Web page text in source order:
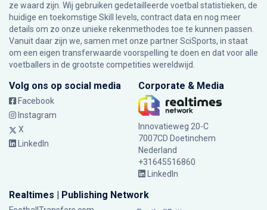
ze waard zijn. Wij gebruiken gedetailleerde voetbal statistieken, de
huidige en toekomstige Skill levels, contract data en nog meer
details om zo onze unieke rekenmethodes toe te kunnen passen.
Vanuit daar zijn we, samen met onze partner SciSports, in staat
om een eigen transferwaarde voorspelling te doen en dat voor alle
voetballers in de grootste competities wereldwijd.
Volg ons op social media
Facebook
Instagram
X
LinkedIn
Corporate & Media
Innovatieweg 20-C
7007CD Doetinchem
Nederland
+31645516860
LinkedIn
Realtimes | Publishing Network